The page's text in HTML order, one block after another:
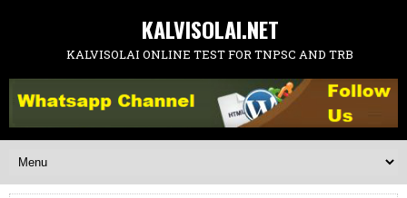
KALVISOLAI.NET
KALVISOLAI ONLINE TEST FOR TNPSC AND TRB